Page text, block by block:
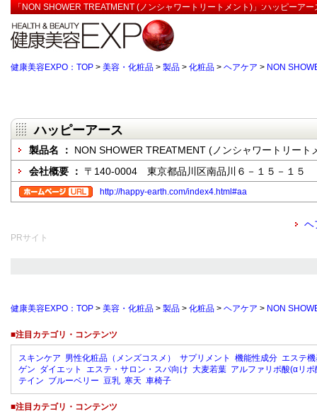
「NON SHOWER TREATMENT (ノンシャワートリートメント)」:ハッピーア
健康美容EXPO：TOP > 美容・化粧品 > 製品 > 化粧品 > ヘアケア > NON
ハッピーアース
製品名 ： NON SHOWER TREATMENT (ノンシャワートリート
会社概要 ： 〒140-0004 東京都品川区南品川６－１５－１５
http://happy-earth.com/index4.html#aa
ヘ
PRサイト
健康美容EXPO：TOP > 美容・化粧品 > 製品 > 化粧品 > ヘアケア > NON
■注目カテゴリ・コンテンツ
スキンケア 男性化粧品（メンズコスメ） サプリメント 機能性成分 エステ
ゲン ダイエット エステ・サロン・スパ向け 大麦若葉 アルファリポ酸(αリポ
テイン ブルーベリー 豆乳 寒天 車椅子
■注目カテゴリ・コンテンツ